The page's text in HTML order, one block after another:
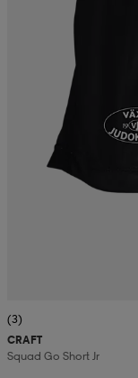
(3)
CRAFT
Squad Go Short Jr